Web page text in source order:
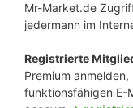
Mr-Market.de
jedermann im
Registrierte
Premium
funktionsfähigen E-